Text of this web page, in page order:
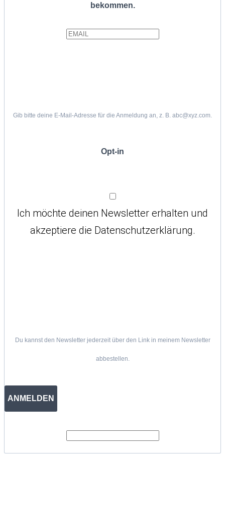
bekommen.
Gib bitte deine E-Mail-Adresse für die Anmeldung an, z. B. abc@xyz.com.
Opt-in
Ich möchte deinen Newsletter erhalten und
akzeptiere die Datenschutzerklärung.
Du kannst den Newsletter jederzeit über den Link in meinem Newsletter
abbestellen.
ANMELDEN